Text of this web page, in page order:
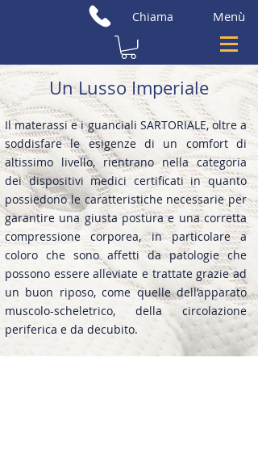
Chiama Menù
Un Lusso Imperiale
Il materassi e i guanciali SARTORIALE, oltre a
soddisfare le esigenze di un comfort di
altissimo livello, rientrano nella categoria
dei dispositivi medici certificati in quanto
possiedono le caratteristiche necessarie per
garantire una giusta postura e una corretta
compressione corporea, in particolare a
coloro che sono affetti da patologie che
possono essere alleviate e trattate grazie ad
un buon riposo, come quelle dell’apparato
muscolo-scheletrico, della circolazione
periferica e da decubito.